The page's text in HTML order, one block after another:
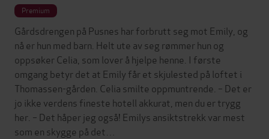
Premium
Gårdsdrengen på Pusnes har forbrutt seg mot Emily, og
nå er hun med barn. Helt ute av seg rømmer hun og
oppsøker Celia, som lover å hjelpe henne. I første
omgang betyr det at Emily får et skjulested på loftet i
Thomassen-gården. Celia smilte oppmuntrende. – Det er
jo ikke verdens fineste hotell akkurat, men du er trygg
her. – Det håper jeg også! Emilys ansiktstrekk var mest
som en skygge på det…